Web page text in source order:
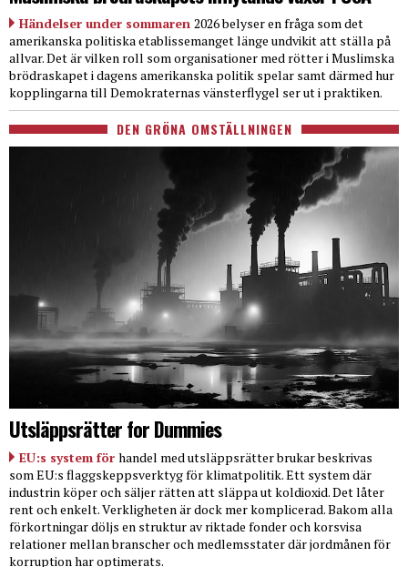
Händelser under sommaren 2026 belyser en fråga som det
amerikanska politiska etablissemanget länge undvikit att ställa på
allvar. Det är vilken roll som organisationer med rötter i Muslimska
brödraskapet i dagens amerikanska politik spelar samt därmed hur
kopplingarna till Demokraternas vänsterflygel ser ut i praktiken.
DEN GRÖNA OMSTÄLLNINGEN
Utsläppsrätter for Dummies
EU:s system för handel med utsläppsrätter brukar beskrivas
som EU:s flaggskeppsverktyg för klimatpolitik. Ett system där
industrin köper och säljer rätten att släppa ut koldioxid. Det låter
rent och enkelt. Verkligheten är dock mer komplicerad. Bakom alla
förkortningar döljs en struktur av riktade fonder och korsvisa
relationer mellan branscher och medlemsstater där jordmånen för
korruption har optimerats.